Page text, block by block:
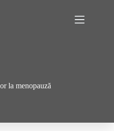
la menopauză